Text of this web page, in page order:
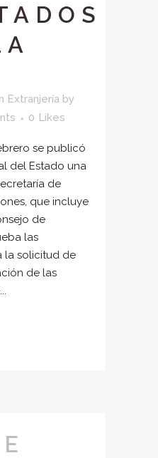
Extranjería by
0 Likes
se publicó
del Estado una
de
que incluye
de
las
la solicitud de
de las